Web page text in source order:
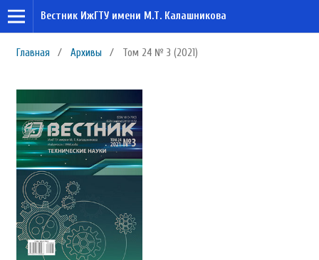
Вестник ИжГТУ имени М.Т. Калашникова
Главная / Архивы / Том 24 № 3 (2021)